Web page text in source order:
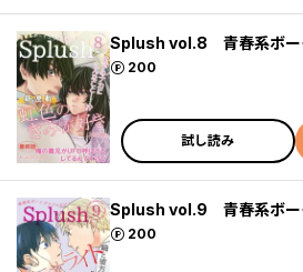
Splush vol.8 青春系ボー
200
ポイント
試し読み
Splush vol.9 青春系ボー
200
ポイント